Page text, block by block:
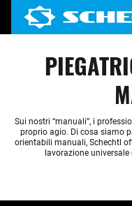
Sui nostri “manuali”, i
proprio agio. Di cosa siamo
orientabili manuali, Schechtl
lavorazione